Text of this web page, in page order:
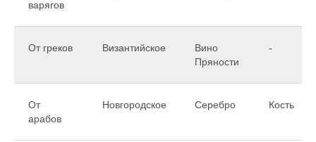
варягов
От греков Византийское
Вино
Пряности
-
От
арабов
Новгородское Серебро Кость